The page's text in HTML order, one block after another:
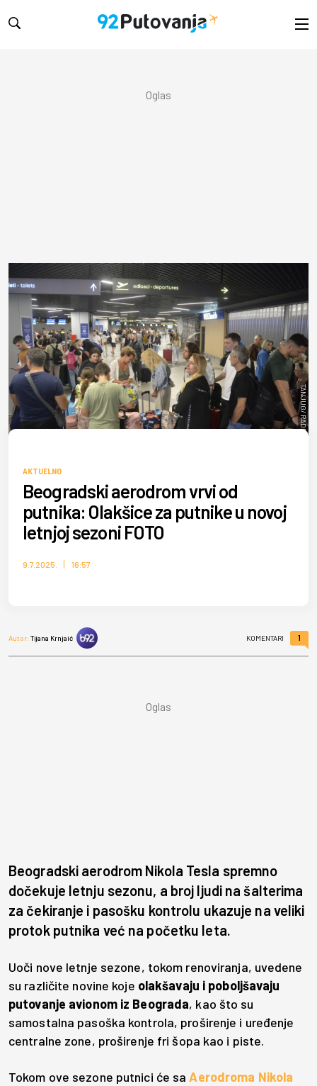
TANJUG/ RADE PRELIĆ
AKTUELNO
Beogradski aerodrom vrvi od
putnika: Olakšice za putnike u novoj
letnjoj sezoni FOTO
9.7.2025. 16:57
Autor:Tijana Krnjaić KOMENTARI 1
Beogradski aerodrom Nikola Tesla spremno
dočekuje letnju sezonu, a broj ljudi na šalterima
za čekiranje i pasošku kontrolu ukazuje na veliki
protok putnika već na početku leta.
Uoči nove letnje sezone, tokom renoviranja, uvedene
su različite novine koje olakšavaju i poboljšavaju
putovanje avionom iz Beograda, kao što su
samostalna pasoška kontrola, proširenje i uređenje
centralne zone, proširenje fri šopa kao i piste.
Tokom ove sezone putnici će sa Aerodroma Nikola